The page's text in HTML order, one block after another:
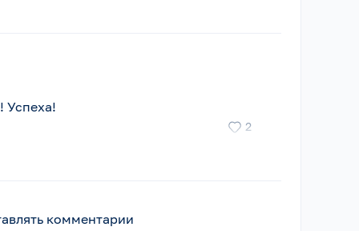
Успеха!
2
комментарии